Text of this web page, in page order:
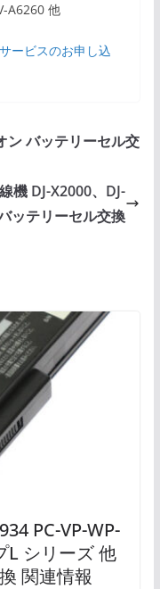
A6260 他
ービスのお申し込
ン バッテリーセル交
機 DJ-X2000、DJ-
ッテリーセル交換
PC-VP-WP-
L シリーズ 他
関連情報